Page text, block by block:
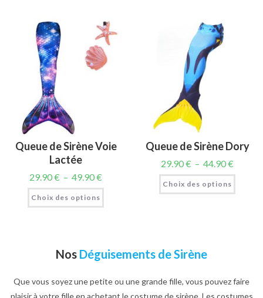
Queue de Sirène Voie
Lactée
29.90€ – 49.90€
Choix des options
Queue de Sirène Dory
29.90€ – 44.90€
Choix des options
Nos Déguisements de Sirène
Que vous soyez une petite ou une grande fille, vous pouvez faire